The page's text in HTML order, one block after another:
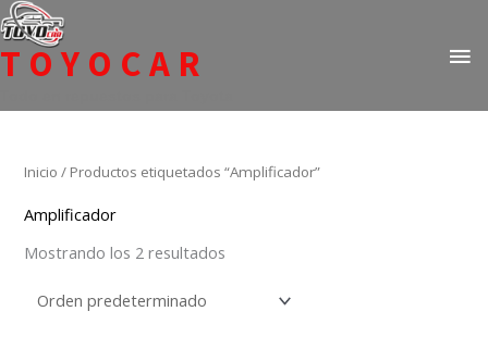
Ir
al
contenido
TOYOCAR
Inicio / Productos etiquetados “Amplificador”
Amplificador
Mostrando los 2 resultados